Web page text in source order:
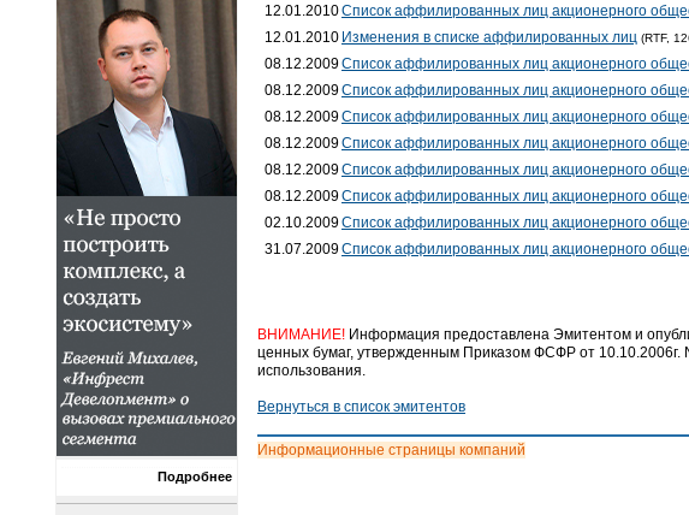
Подробнее
12.01.2010Список аффилированных лиц акционерного
12.01.2010 Изменения в списке аффилированных лиц (RTF,
08.12.2009Список аффилированных лиц акционерного
08.12.2009Список аффилированных лиц акционерного
08.12.2009Список аффилированных лиц акционерного
08.12.2009Список аффилированных лиц акционерного
08.12.2009Список аффилированных лиц акционерного
08.12.2009Список аффилированных лиц акционерного
02.10.2009Список аффилированных лиц акционерного
31.07.2009Список аффилированных лиц акционерного
ВНИМАНИЕ! Информация предоставлена Эмитентом и
ценных бумаг, утвержденным Приказом ФСФР от
использования.
Вернуться в список эмитентов
Информационные страницы компаний